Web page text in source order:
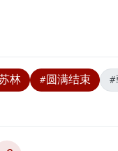
林 #圆满结束 #